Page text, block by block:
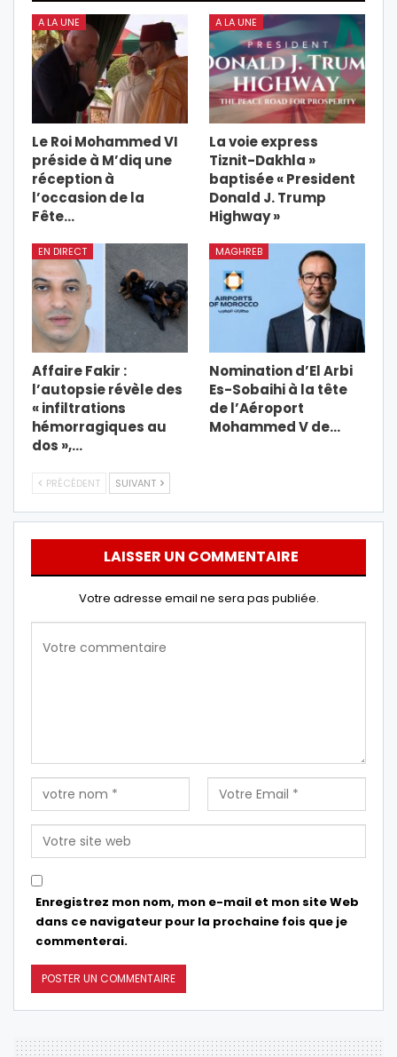
A LA UNE
Le Roi Mohammed VI
préside à M’diq une
réception à
l’occasion de la
Fête…
A LA UNE
La voie express
Tiznit-Dakhla »
baptisée « President
Donald J. Trump
Highway »
EN DIRECT
Affaire Fakir :
l’autopsie révèle des
« infiltrations
hémorragiques au
dos »,…
MAGHREB
Nomination d’El Arbi
Es-Sobaihi à la tête
de l’Aéroport
Mohammed V de…
PRÉCÉDENT SUIVANT
LAISSER UN COMMENTAIRE
Votre adresse email ne sera pas publiée.
Enregistrez mon nom, mon e-mail et mon site Web
dans ce navigateur pour la prochaine fois que je
commenterai.